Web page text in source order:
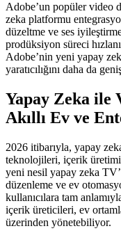
Adobe’un popüler video
zeka platformu
düzeltme ve ses
prodüksiyon süreci
Adobe’nin yeni yapay
yaratıcılığını daha da
Yapay Zeka ile
Akıllı Ev ve
2026 itibarıyla, yapay
teknolojileri, içerik
yeni nesil yapay zeka
düzenleme ve ev
kullanıcılara tam
içerik üreticileri, ev
üzerinden yönetebiliyor.